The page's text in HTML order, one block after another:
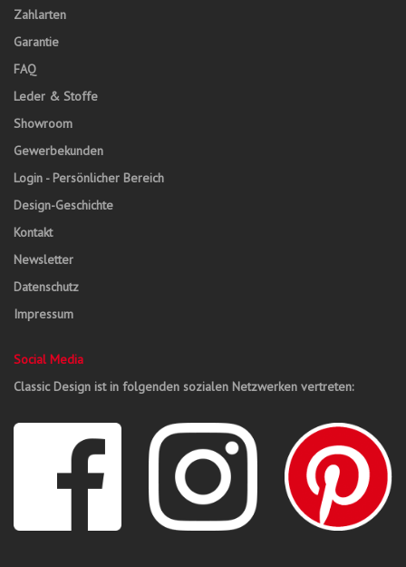
Zahlarten
Garantie
FAQ
Leder & Stoffe
Showroom
Gewerbekunden
Login - Persönlicher Bereich
Design-Geschichte
Kontakt
Newsletter
Datenschutz
Impressum
Social Media
Classic Design ist in folgenden sozialen Netzwerken vertreten: